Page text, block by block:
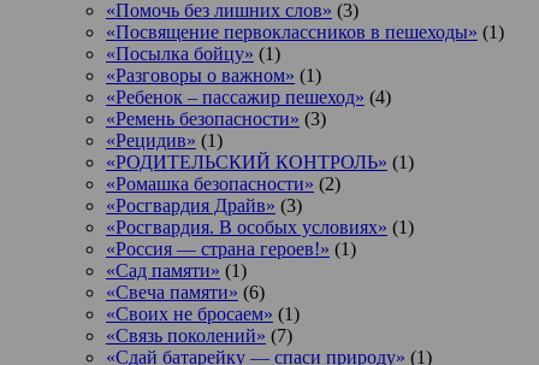
«Помочь без лишних слов» (3)
«Посвящение первоклассников в пешеходы» (1)
«Посылка бойцу» (1)
«Разговоры о важном» (1)
«Ребенок – пассажир пешеход» (4)
«Ремень безопасности» (3)
«Рецидив» (1)
«РОДИТЕЛЬСКИЙ КОНТРОЛЬ» (1)
«Ромашка безопасности» (2)
«Росгвардия Драйв» (3)
«Росгвардия. В особых условиях» (1)
«Россия — страна героев!» (1)
«Сад памяти» (1)
«Свеча памяти» (6)
«Своих не бросаем» (1)
«Связь поколений» (7)
«Сдай батарейку — спаси природу» (1)